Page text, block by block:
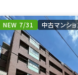
NEW 7/31 中古マンシ